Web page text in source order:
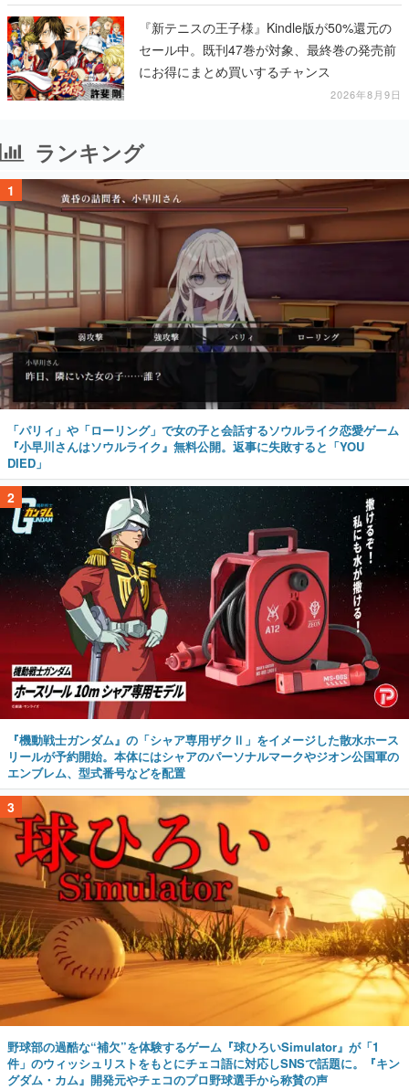
る
『新テニスの王子様』Kindle版が50%還元の
セール中。既刊47巻が対象、最終巻の発売前
にお得にまとめ買いするチャンス
2026年8月9日
ランキング
1
「パリィ」や「ローリング」で女の子と会話するソウルライク恋愛ゲーム
『小早川さんはソウルライク』無料公開。返事に失敗すると「YOU
DIED」
2
『機動戦士ガンダム』の「シャア専用ザクⅡ」をイメージした散水ホース
リールが予約開始。本体にはシャアのパーソナルマークやジオン公国軍の
エンブレム、型式番号などを配置
3
野球部の過酷な“補欠”を体験するゲーム『球ひろいSimulator』が「1
件」のウィッシュリストをもとにチェコ語に対応しSNSで話題に。『キン
グダム・カム』開発元やチェコのプロ野球選手から称賛の声